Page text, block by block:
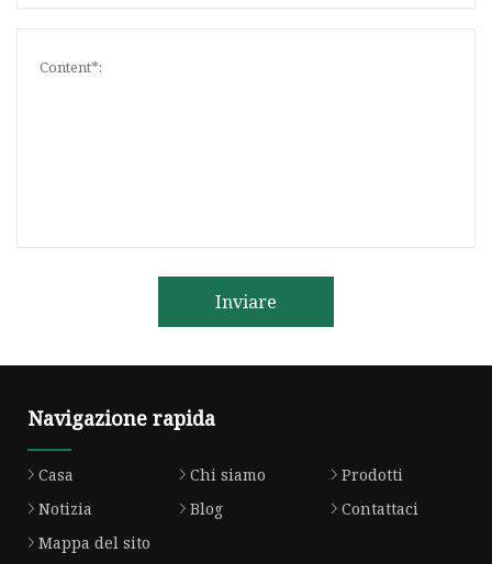
Inviare
Navigazione rapida
Casa Chi siamo
Prodotti
Notizia
Blog
Contattaci
Mappa del sito